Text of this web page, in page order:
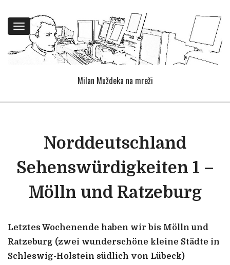
Toggle
navigation
Milan Muždeka na mreži
Norddeutschland
Sehenswürdigkeiten 1 –
Mölln und Ratzeburg
Letztes Wochenende haben wir bis Mölln und
Ratzeburg (zwei wunderschöne kleine Städte in
Schleswig-Holstein südlich von Lübeck)